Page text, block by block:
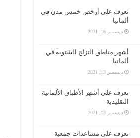
تطبيق مترجم فوري لأكثر من 100 لغة
كل ما تحتاج معرفته حول تأشيرة وتصاريح العمل في
الحصول على تصريح العمل في ألمانيا
تعرف على أرخص خمس مدن في
ألمانيا
ديسمبر 16, 2021
أشهر مناطق التزلج الشتوية في
ألمانيا
ديسمبر 13, 2021
تعرف على أشهر الأطباق الألمانية
التقليدية
ديسمبر 13, 2021
تعرف على مساعدات جمعية